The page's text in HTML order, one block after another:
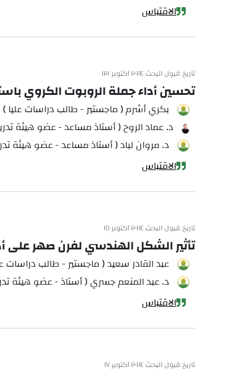
الاقتباس
تاريخ قبول البحث ٢٠٢٤ أكتوبر ١٣
تحسين أداء جملة الروبوت الكروي
بكري أشرم ( ماجستير - طالب دراسات عليا )
د. عماد الروح ( أستاذ مساعد - عضو هيئة
د. مروان لباد ( أستاذ مساعد - عضو هيئة
الاقتباس
تاريخ قبول البحث ٢٠٢٤ أكتوبر ١٥
تأثير الشكل الهندسي لفرن صهر على
عبد القادر سعيد ( ماجستير - طالب دراسات
د. عبد المنعم جسري ( أستاذ - عضو هيئة
الاقتباس
تاريخ قبول البحث ٢٠٢٤ أكتوبر ١٧